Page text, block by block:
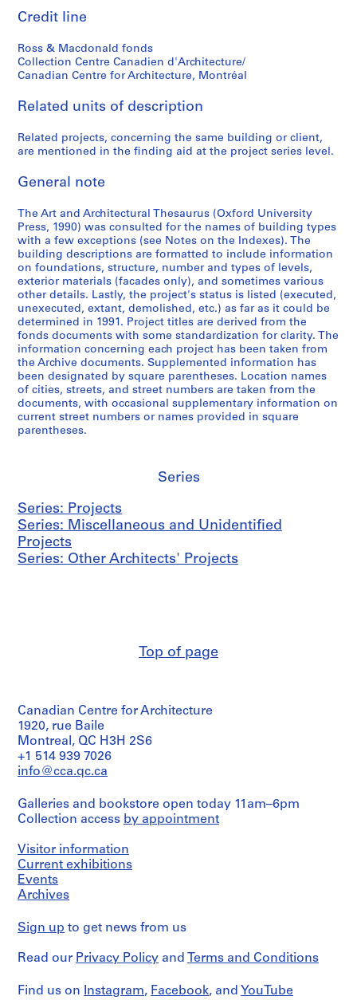
Credit line
Ross & Macdonald fonds
Collection Centre Canadien d'Architecture/
Canadian Centre for Architecture, Montréal
Related units of description
Related projects, concerning the same building or client,
are mentioned in the finding aid at the project series level.
General note
The Art and Architectural Thesaurus (Oxford University
Press, 1990) was consulted for the names of building types
with a few exceptions (see Notes on the Indexes). The
building descriptions are formatted to include information
on foundations, structure, number and types of levels,
exterior materials (facades only), and sometimes various
other details. Lastly, the project's status is listed (executed,
unexecuted, extant, demolished, etc.) as far as it could be
determined in 1991. Project titles are derived from the
fonds documents with some standardization for clarity. The
information concerning each project has been taken from
the Archive documents. Supplemented information has
been designated by square parentheses. Location names
of cities, streets, and street numbers are taken from the
documents, with occasional supplementary information on
current street numbers or names provided in square
parentheses.
Series
Series: Projects
Series: Miscellaneous and Unidentified
Projects
Series: Other Architects' Projects
Top of page
Canadian Centre for Architecture
1920, rue Baile
Montreal, QC H3H 2S6
+1 514 939 7026
info@cca.qc.ca
Galleries and bookstore open today 11am–6pm
Collection access by appointment
Visitor information
Current exhibitions
Events
Archives
Sign up to get news from us
Read our Privacy Policy and Terms and Conditions
Find us on Instagram, Facebook, and YouTube